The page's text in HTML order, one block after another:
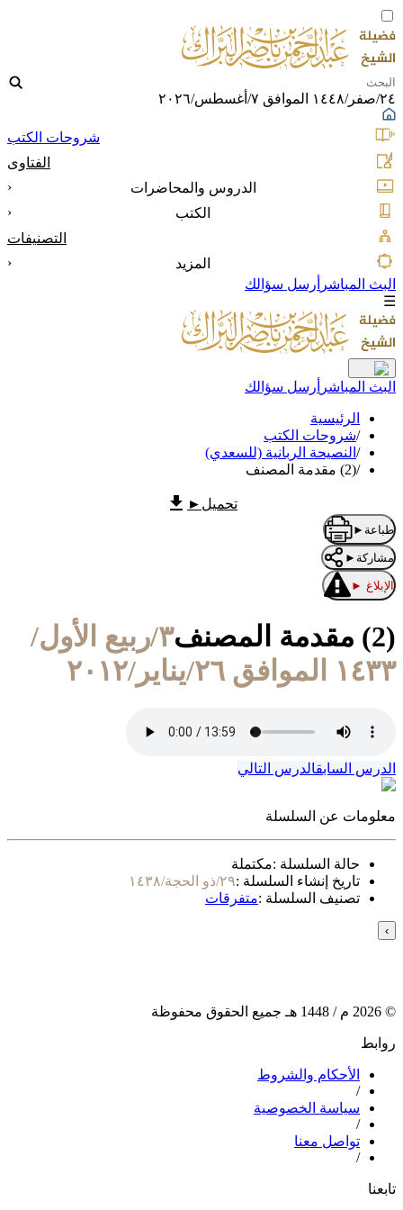
٢٤/صفر/١٤٤٨ الموافق ٧/أغسطس/٢٠٢٦
شروحات الكتب
الفتاوى
الدروس والمحاضرات
‹
الكتب
‹
التصنيفات
المزيد
‹
البث المباشر أرسل سؤالك
☰
البث المباشر أرسل سؤالك
الرئيسية
/شروحات الكتب
/ النصيحة الربانية (للسعدي)
/(2) مقدمة المصنف
تحميل ►
طباعة ►
مشاركة ►
الإبلاغ ►
(2) مقدمة المصنف
٣/ربيع الأول/
١٤٣٣ الموافق ٢٦/يناير/٢٠١٢
الدرس السابقالدرس التالي
معلومات عن السلسلة
حالة السلسلة :مكتملة
تاريخ إنشاء السلسلة :٢٩/ذو الحجة/١٤٣٨
تصنيف السلسلة :متفرقات
›
©
2026 م / 1448 هـ جميع الحقوق محفوظة
روابط
الأحكام والشروط
/
سياسة الخصوصية
/
تواصل معنا
/
تابعنا